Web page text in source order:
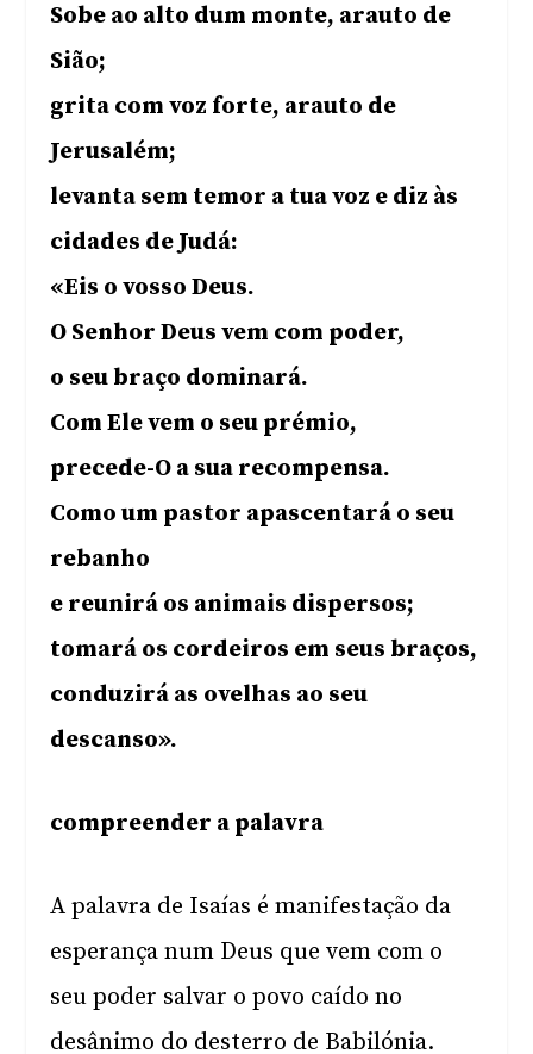
Sobe ao alto dum monte, arauto de
Sião;
grita com voz forte, arauto de
Jerusalém;
levanta sem temor a tua voz e diz às
cidades de Judá:
«Eis o vosso Deus.
O Senhor Deus vem com poder,
o seu braço dominará.
Com Ele vem o seu prémio,
precede-O a sua recompensa.
Como um pastor apascentará o seu
rebanho
e reunirá os animais dispersos;
tomará os cordeiros em seus braços,
conduzirá as ovelhas ao seu
descanso».
compreender a palavra
A palavra de Isaías é manifestação da
esperança num Deus que vem com o
seu poder salvar o povo caído no
desânimo do desterro de Babilónia.